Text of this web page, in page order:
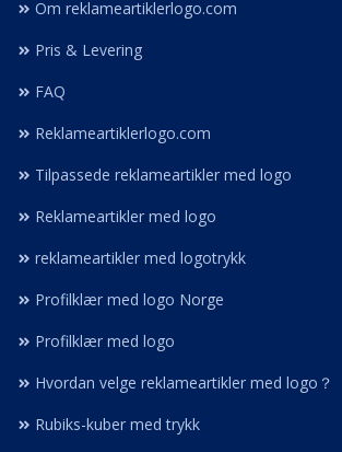
Om reklameartiklerlogo.com
Pris & Levering
FAQ
Reklameartiklerlogo.com
Tilpassede reklameartikler med logo
Reklameartikler med logo
reklameartikler med logotrykk
Profilklær med logo Norge
Profilklær med logo
Hvordan velge reklameartikler med logo？
Rubiks-kuber med trykk